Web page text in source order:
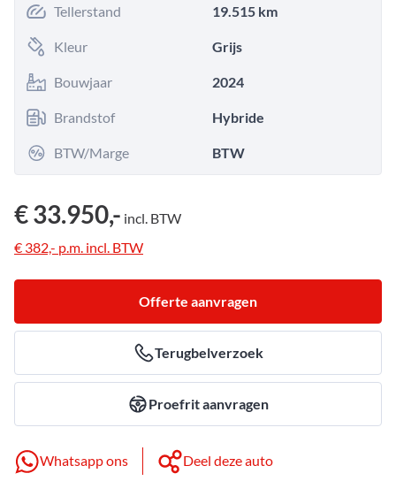
Tellerstand 19.515 km
Kleur Grijs
Bouwjaar 2024
Brandstof Hybride
BTW/Marge BTW
€ 33.950,- incl. BTW
€ 382,- p.m. incl. BTW
Offerte aanvragen
Terugbelverzoek
Proefrit aanvragen
Whatsapp ons Deel deze auto